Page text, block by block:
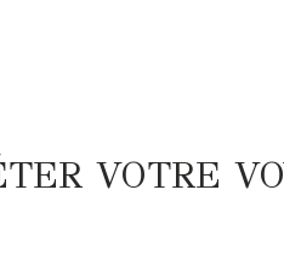
VOTRE